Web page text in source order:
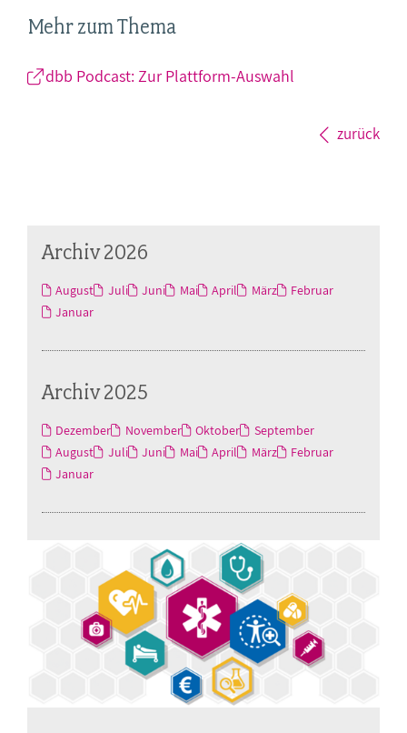
Mehr zum Thema
dbb Podcast: Zur Plattform-Auswahl
zurück
Archiv 2026
August Juli Juni Mai April März
Februar
Januar
Archiv 2025
Dezember November Oktober
September
August
Juli Juni Mai April März
Februar
Januar